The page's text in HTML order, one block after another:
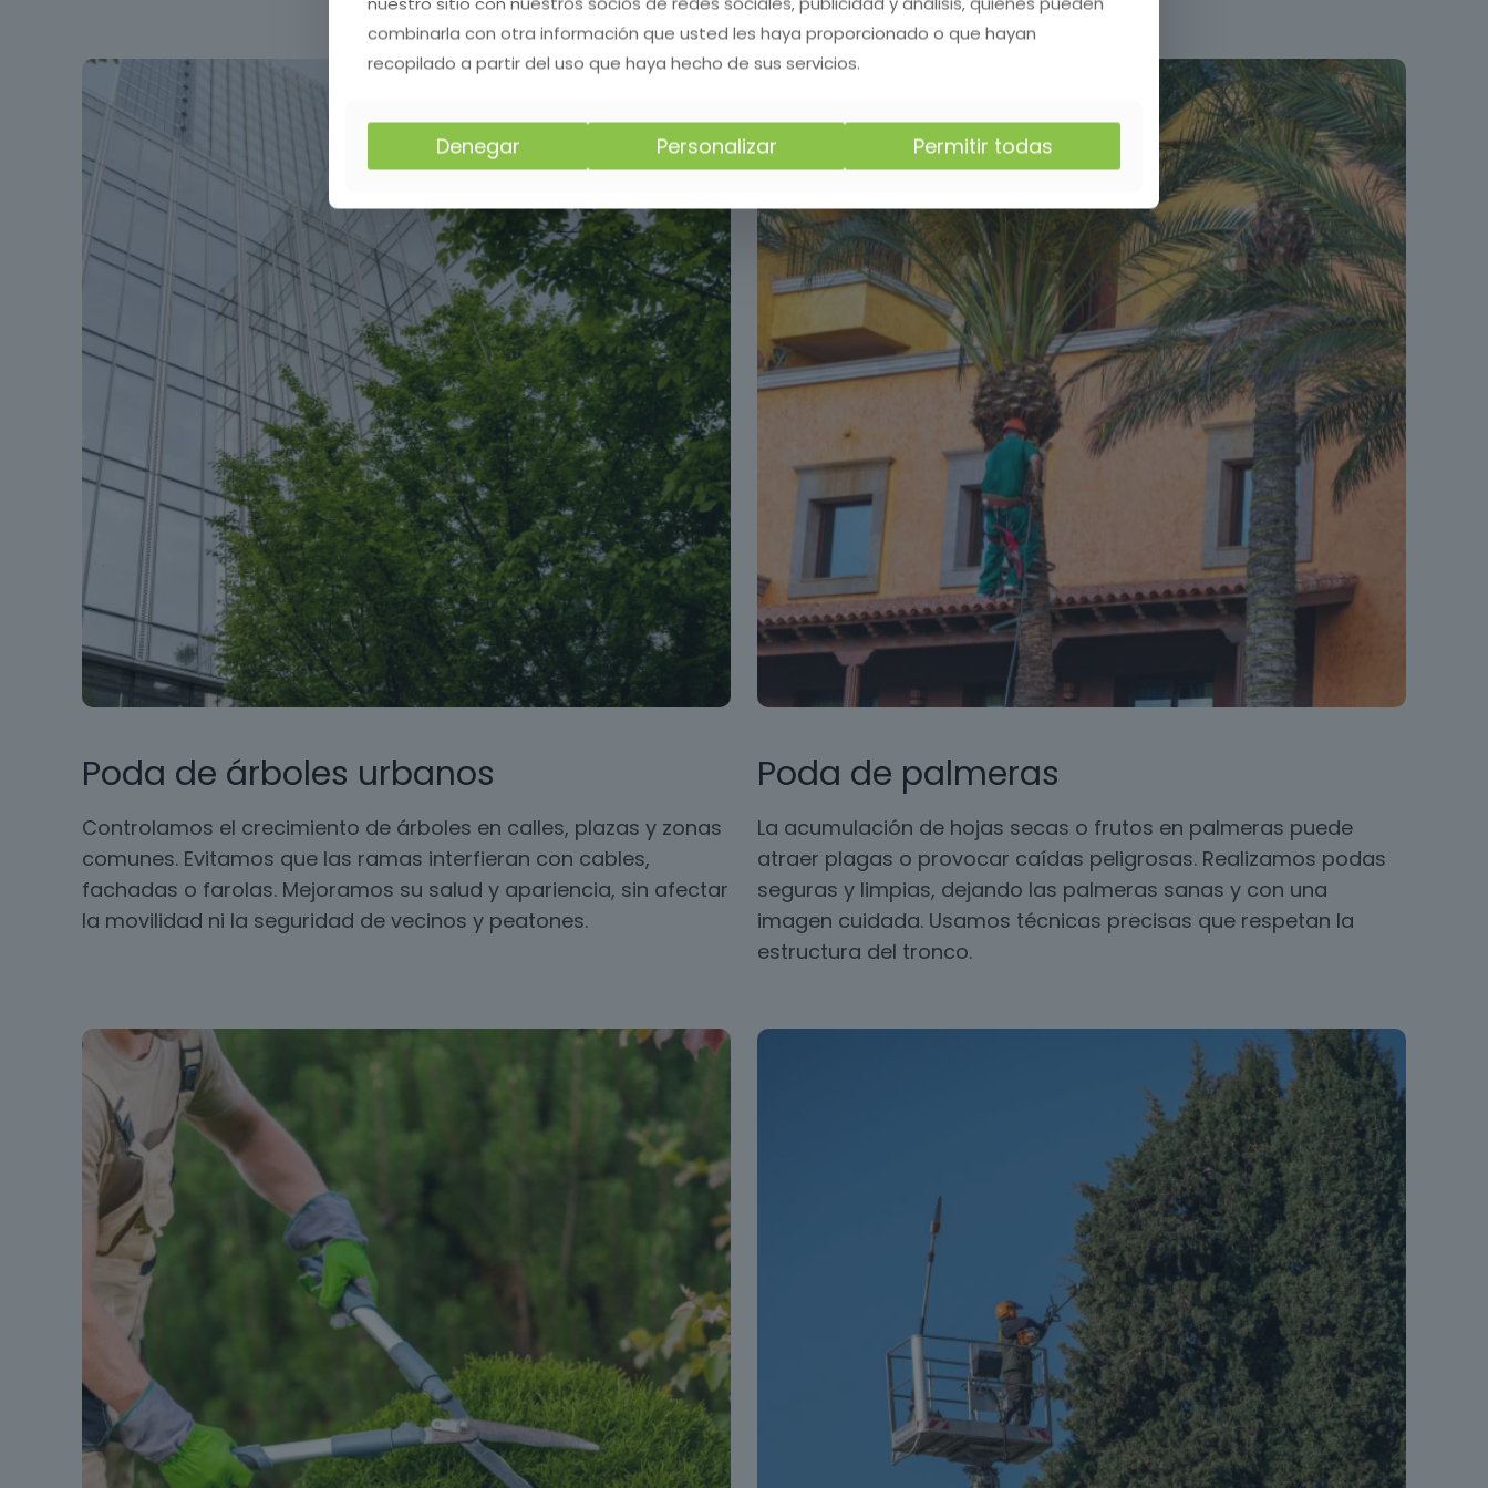
Poda de árboles urbanos
Controlamos el crecimiento de árboles en calles, plazas y zonas
comunes. Evitamos que las ramas interfieran con cables,
fachadas o farolas. Mejoramos su salud y apariencia, sin afectar
la movilidad ni la seguridad de vecinos y peatones.
Poda de palmeras
La acumulación de hojas secas o frutos en palmeras puede
atraer plagas o provocar caídas peligrosas. Realizamos podas
seguras y limpias, dejando las palmeras sanas y con una
imagen cuidada. Usamos técnicas precisas que respetan la
estructura del tronco.
combinarla con otra información que usted les haya proporcionado o que hayan
recopilado a partir del uso que haya hecho de sus servicios.
Denegar Personalizar Permitir todas